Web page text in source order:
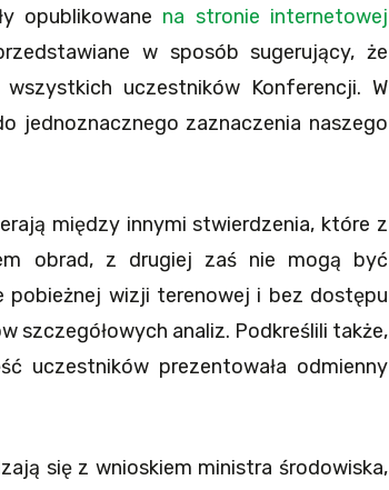
opublikowane na stronie internetowej
w sposób sugerujący, że
uczestników Konferencji. W
jednoznacznego zaznaczenia naszego
między innymi stwierdzenia, które z
obrad, z drugiej zaś nie mogą być
wizji terenowej i bez dostępu
szczegółowych analiz. Podkreślili także,
uczestników prezentowała odmienny
się z wnioskiem ministra środowiska,